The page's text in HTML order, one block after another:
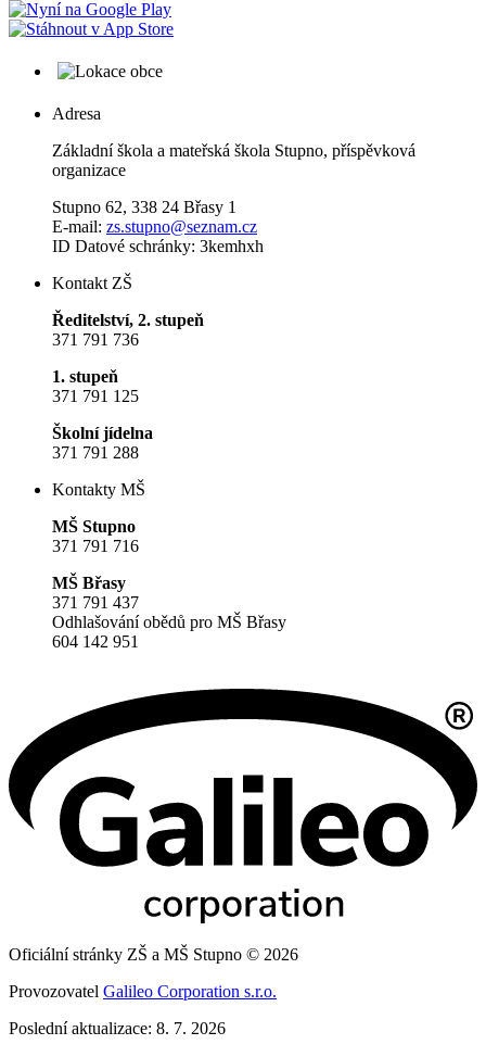
Adresa
Základní škola a mateřská škola Stupno, příspěvková
organizace
Stupno 62, 338 24 Břasy 1
E-mail: zs.stupno@seznam.cz
ID Datové schránky: 3kemhxh
Kontakt ZŠ
Ředitelství, 2. stupeň
371 791 736
1. stupeň
371 791 125
Školní jídelna
371 791 288
Kontakty MŠ
MŠ Stupno
371 791 716
MŠ Břasy
371 791 437
Odhlašování obědů pro MŠ Břasy
604 142 951
Oficiální stránky ZŠ a MŠ Stupno © 2026
Provozovatel Galileo Corporation s.r.o.
Poslední aktualizace: 8. 7. 2026